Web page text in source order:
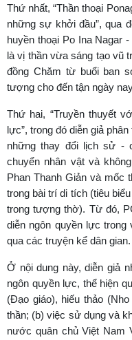
Thứ nhất, “Thần thoại
những sự khởi đầu”, qua
huyền thoại Po Ina
là vị thần vừa sáng tạo vũ
đồng Chăm từ buổi ban
tượng cho đến tận ngày
Thứ hai, “Truyền thuyết
lực”, trong đó diễn giả
những thay đổi lịch sử -
chuyển nhân vật và
Phan Thanh Giản và mốc
trong bài trí di tích (tiêu
trong tượng thờ). Từ đó,
diễn ngôn quyền lực trong
qua các truyện kể dân gian.
Ở nội dung này, diễn giả
ngôn quyền lực, thể hiện
(Đạo giáo), hiếu thảo
thần; (b) việc sử dụng và
nước quân chủ Việt Nam